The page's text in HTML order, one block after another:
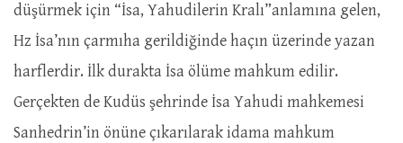
düşürmek için “İsa, Yahudilerin Kralı”anlamına gelen,
Hz İsa’nın çarmıha gerildiğinde haçın üzerinde yazan
harflerdir. İlk durakta İsa ölüme mahkum edilir.
Gerçekten de Kudüs şehrinde İsa Yahudi mahkemesi
Sanhedrin’in önüne çıkarılarak idama mahkum